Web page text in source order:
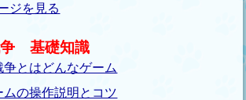
ジを見る
争 基礎知識
争とはどんなゲーム
ムの操作説明とコツ